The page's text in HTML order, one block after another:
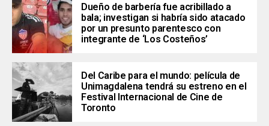
Dueño de barbería fue acribillado a
bala; investigan si habría sido atacado
por un presunto parentesco con
integrante de ‘Los Costeños’
Del Caribe para el mundo: película de
Unimagdalena tendrá su estreno en el
Festival Internacional de Cine de
Toronto